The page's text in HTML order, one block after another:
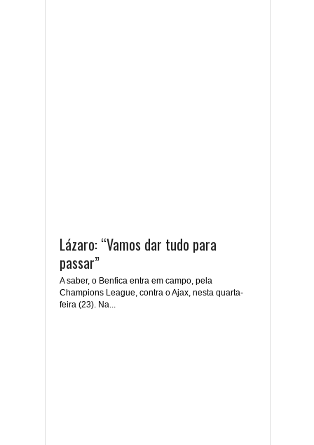
Lázaro: “Vamos dar tudo para
passar”
A saber, o Benfica entra em campo, pela
Champions League, contra o Ajax, nesta quarta-
feira (23). Na...